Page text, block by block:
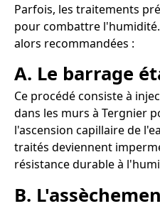
Parfois, les traitements
pour combattre
alors recommandées :
A. Le barrage
Ce procédé consiste à
dans les murs à Tergnier
l'ascension capillaire de
traités deviennent
résistance durable à
B.